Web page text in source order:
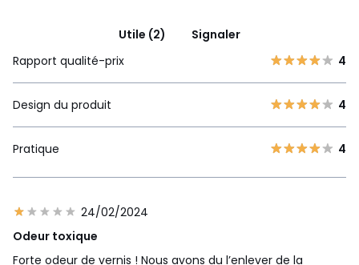
Utile (2)
Signaler
Rapport qualité-prix
4
Design du produit 4
Pratique 4
24/02/2024
Odeur toxique
Forte odeur de vernis ! Nous avons du l’enlever de la